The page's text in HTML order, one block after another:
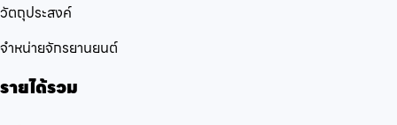
วัตถุประสงค์
จำหน่ายจักรยานยนต์
รายได้รวม